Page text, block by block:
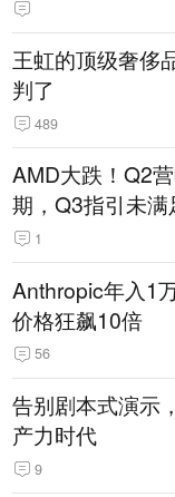
王虹的顶级奢侈
判了
489
AMD大跌！Q2
期，Q3指引未
1
Anthropic年入1
价格狂飙10倍
56
告别剧本式演示
产力时代
9